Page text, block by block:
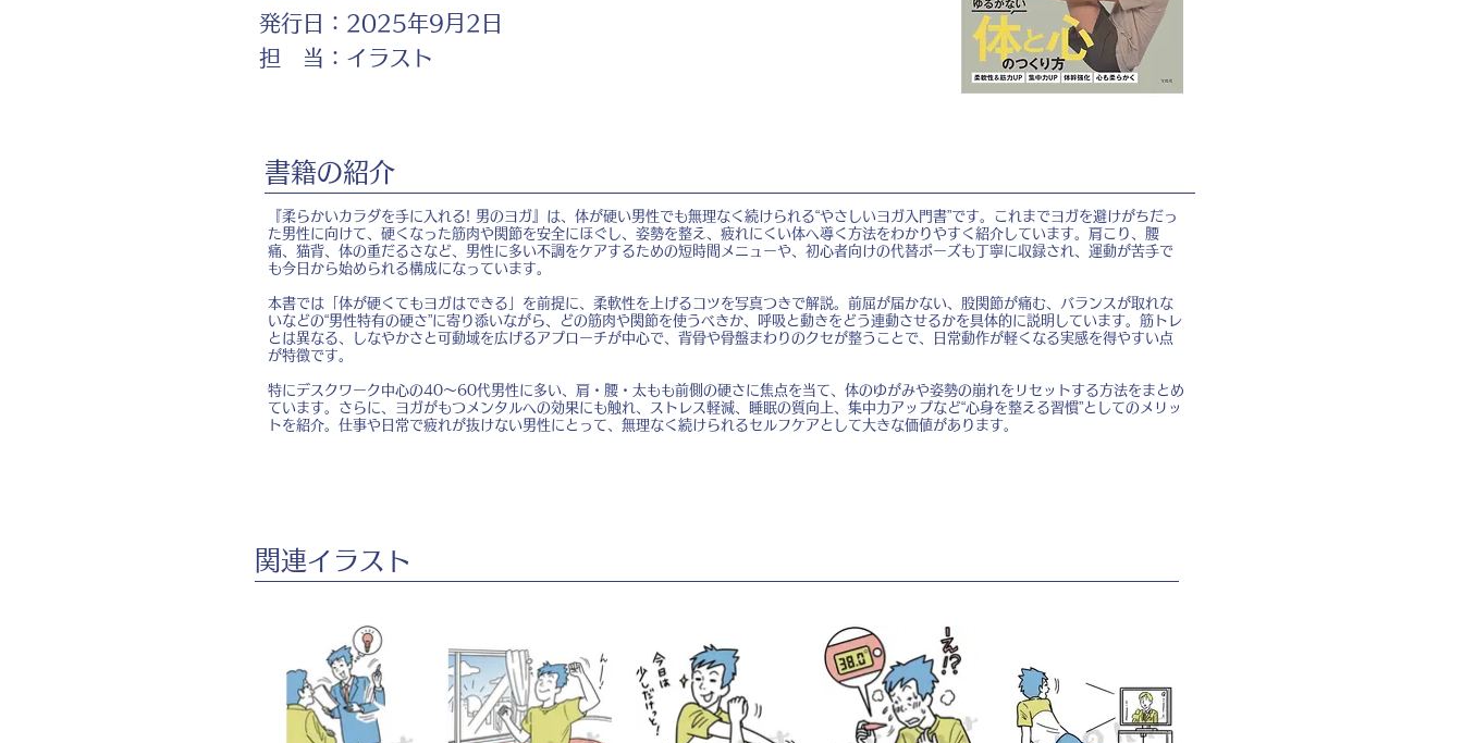
発行日：
担 当：
2025年9月2日
イラスト
書籍の紹介
『柔らかいカラダを手に入れる! 男のヨガ』は、体が硬い男性でも無理なく続けられる“やさしいヨガ入門書”です。これまでヨガを避けがちだっ
た男性に向けて、硬くなった筋肉や関節を安全にほぐし、姿勢を整え、疲れにくい体へ導く方法をわかりやすく紹介しています。肩こり、腰
痛、猫背、体の重だるさなど、男性に多い不調をケアするための短時間メニューや、初心者向けの代替ポーズも丁寧に収録され、運動が苦手で
も今日から始められる構成になっています。
本書では「体が硬くてもヨガはできる」を前提に、柔軟性を上げるコツを写真つきで解説。前屈が届かない、股関節が痛む、バランスが取れな
いなどの“男性特有の硬さ”に寄り添いながら、どの筋肉や関節を使うべきか、呼吸と動きをどう連動させるかを具体的に説明しています。筋トレ
とは異なる、しなやかさと可動域を広げるアプローチが中心で、背骨や骨盤まわりのクセが整うことで、日常動作が軽くなる実感を得やすい点
が特徴です。
特にデスクワーク中心の40〜60代男性に多い、肩・腰・太もも前側の硬さに焦点を当て、体のゆがみや姿勢の崩れをリセットする方法をまとめ
ています。さらに、ヨガがもつメンタルへの効果にも触れ、ストレス軽減、睡眠の質向上、集中力アップなど“心身を整える習慣”としてのメリッ
トを紹介。仕事や日常で疲れが抜けない男性にとって、無理なく続けられるセルフケアとして大きな価値があります。
​関連イラスト